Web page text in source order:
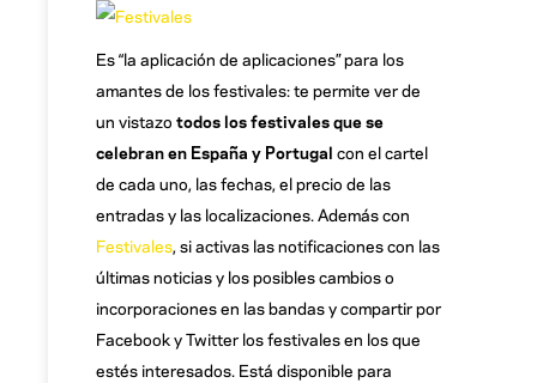
Es “la aplicación de aplicaciones” para los
amantes de los festivales: te permite ver de
un vistazo todos los festivales que se
celebran en España y Portugal con el cartel
de cada uno, las fechas, el precio de las
entradas y las localizaciones. Además con
Festivales, si activas las notificaciones con las
últimas noticias y los posibles cambios o
incorporaciones en las bandas y compartir por
Facebook y Twitter los festivales en los que
estés interesados. Está disponible para